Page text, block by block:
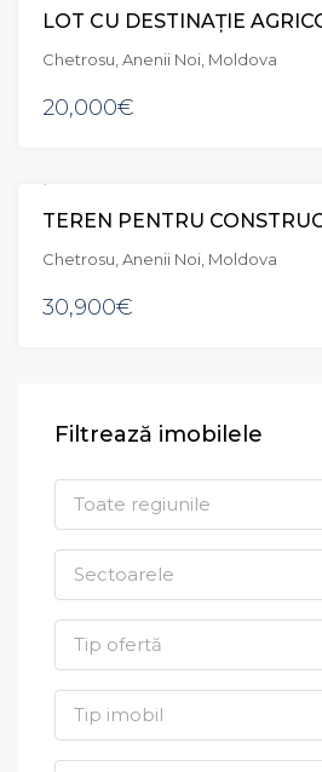
Chetrosu, Anenii Noi, Moldova
20,000€
Chetrosu, Anenii Noi, Moldova
30,900€
Filtrează imobilele
Toate regiunile
Sectoarele
Tip ofertă
Tip imobil